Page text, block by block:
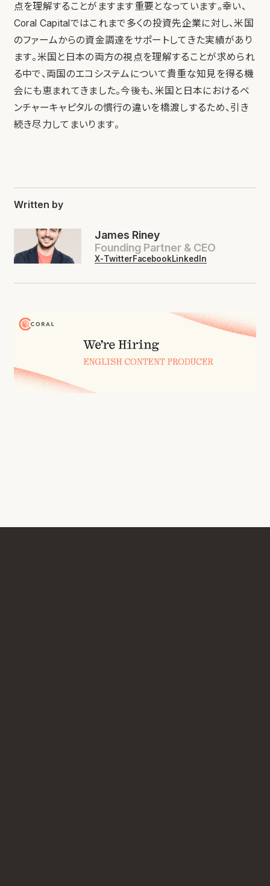
点を理解することがますます重要となっています。幸い、
Coral Capitalではこれまで多くの投資先企業に対し、米国
のファームからの資金調達をサポートしてきた実績があり
ます。米国と日本の両方の視点を理解することが求められ
る中で、両国のエコシステムについて貴重な知見を得る機
会にも恵まれてきました。今後も、米国と日本におけるベ
ンチャーキャピタルの慣行の違いを橋渡しするため、引き
続き尽力してまいります。
Written by
James Riney
Founding Partner & CEO
X-TwitterFacebookLinkedIn